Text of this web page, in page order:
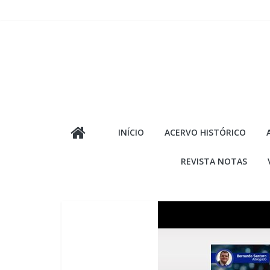
INÍCIO ACERVO HISTÓRICO
REVISTA NOTAS